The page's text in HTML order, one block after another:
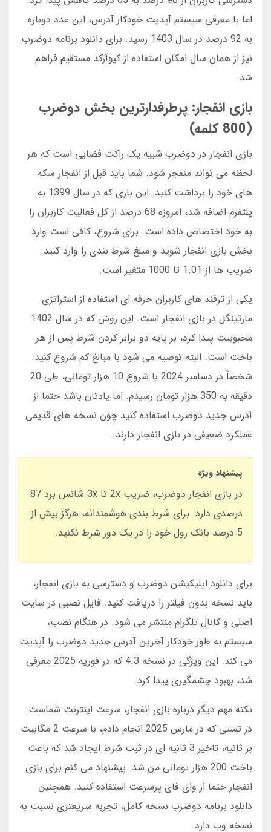
اما با معرفی سیستم آپدیت خودکار آدرس، این عدد دوباره
به 92 درصد در سال 1403 رسید. برای دانلود برنامه دوضرب
نیز از همان سال امکان استفاده از کیوآرکد مستقیم فراهم
شد.
بازی انفجار: پرطرفدارترین بخش دوضرب
(800 کلمه)
بازی انفجار در دوضرب شبیه یک راکت فضایی است که هر
لحظه می تواند منفجر شود. شما باید قبل از انفجار سکه
های خود را برداشت کنید. این بازی که در سال 1399 به
پلتفرم اضافه شد، امروزه 68 درصد از کل فعالیت کاربران را
به خود اختصاص داده است. برای شروع، کافی است وارد
بخش بازی انفجار شوید و مبلغ شرط بندی را وارد کنید.
ضریب ها از 1.01 تا 1000 متغیر است.
یکی از ترفند های کاربران حرفه ای استفاده از استراتژی
مارتینگل در بازی انفجار است. این روش که در سال 1402
محبوبیت پیدا کرد، بر پایه دو برابر کردن شرط پس از هر
باخت است. البته توصیه می شود با مبالغ کم شروع کنید.
شخصاً در دسامبر 2024 با شروع 10 هزار تومانی، طی 20
دقیقه به 350 هزار تومان رسیدم. اما یادتان باشد حتما از
آدرس جدید دوضرب استفاده کنید چون نسخه های قدیمی
عملکرد ضعیفی در بازی انفجار دارند.
پیشنهاد ویژه
در بازی انفجار دوضرب، ضریب 2x تا 3x شانس برد 87
درصدی دارد. برای شرط بندی هوشمندانه، هرگز بیش از
5 درصد بانک رول خود را در یک دور شرط نکنید.
برای دانلود اپلیکیشن دوضرب و دسترسی به بازی انفجار،
باید نسخه بدون فیلتر را دریافت کنید. فایل نصبی در سایت
اصلی و کانال تلگرام منتشر می شود. در هنگام نصب،
سیستم به طور خودکار آخرین آدرس جدید دوضرب را آپدیت
می کند. این ویژگی در نسخه 4.3 که در فوریه 2025 معرفی
شد، بهبود چشمگیری پیدا کرد.
نکته مهم دیگر درباره بازی انفجار، سرعت اینترنت شماست.
در تستی که در مارس 2025 انجام دادم، با سرعت 2 مگابیت
بر ثانیه، تاخیر 3 ثانیه ای در ثبت شرط ایجاد شد که باعث
باخت 200 هزار تومانی من شد. پیشنهاد می کنم برای بازی
انفجار حتما از وای فای پرسرعت استفاده کنید. همچنین
دانلود برنامه دوضرب نسخه کامل، تجربه سریعتری نسبت به
نسخه وب دارد.